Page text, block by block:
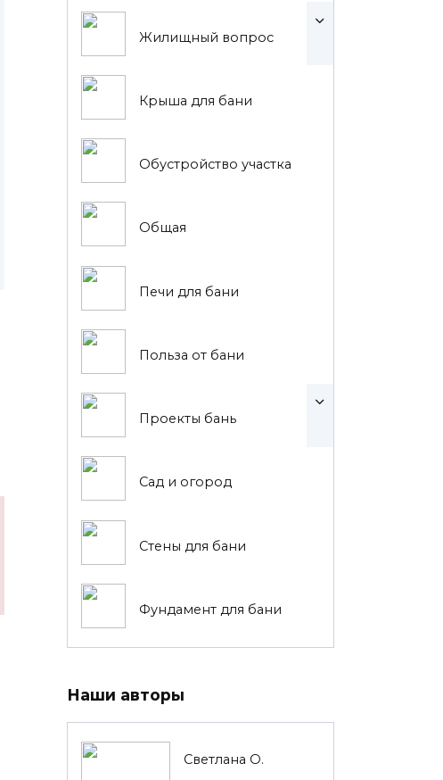
Жилищный вопрос
Крыша для бани
Обустройство участка
Общая
Печи для бани
Польза от бани
Проекты бань
Сад и огород
Стены для бани
Фундамент для бани
Наши авторы
Светлана О.